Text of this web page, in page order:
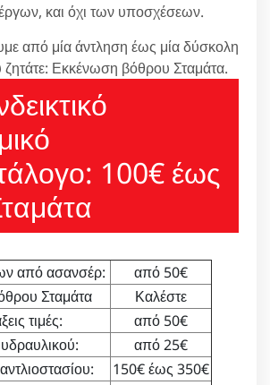
και όχι των υποσχέσεων.
από μία άντληση έως μία δύσκολη
Εκκένωση βόθρου Σταμάτα.
100€ έως
από ασανσέρ:
από 50€
Σταμάτα
Καλέστε
τιμές:
από 50€
από 25€
150€ έως 350€